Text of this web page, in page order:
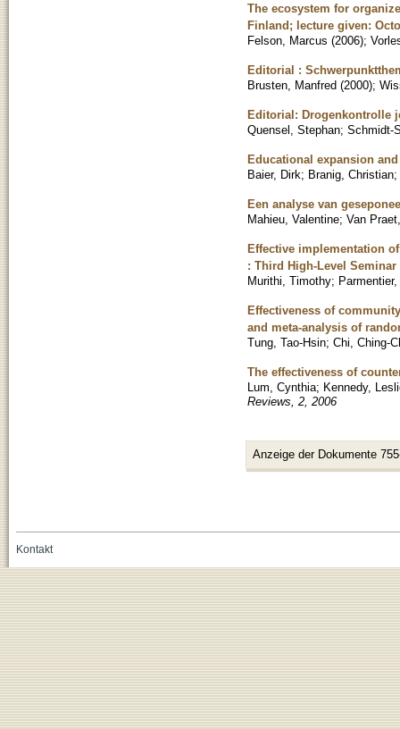
The ecosystem for
Finland; lecture given:
Felson, Marcus (2006);
Editorial :
Brusten, Manfred (2000);
Editorial: Drogenkontrolle
Quensel, Stephan; Schmidt-
Educational expansion
Baier, Dirk; Branig, Christian;
Een analyse van
Mahieu, Valentine; Van
Effective implementation
: Third High-Level
Murithi, Timothy;
Effectiveness of
and meta-analysis of
Tung, Tao-Hsin; Chi, Ching-
The effectiveness of
Lum, Cynthia; Kennedy,
Reviews, 2, 2006
Anzeige der Dokumente
Kontakt